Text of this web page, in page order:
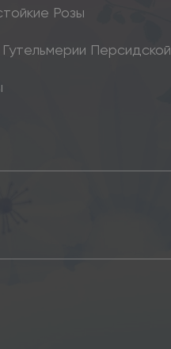
Розы
Персидской